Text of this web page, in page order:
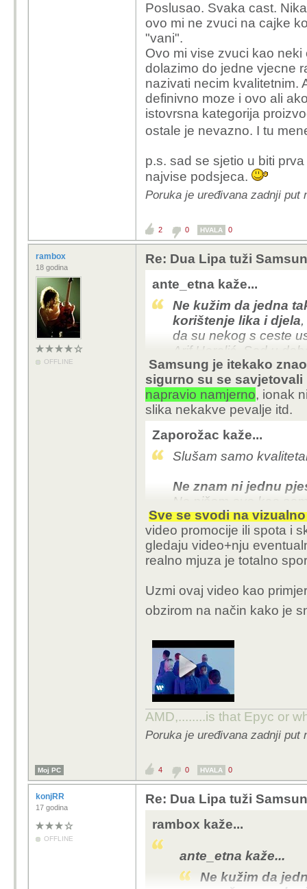
i jedan noviji:
Poslusao. Svaka cast.
ovo mi ne zvuci na cajke
"vani".
Ovo mi vise zvuci kao
dolazimo do jedne vjecne
nazivati necim kvalitetnim.
definivno moze i ovo ali
istovrsna kategorija
ostale je nevazno. I tu
p.s. sad se sjetio u biti
najvise podsjeca.
Poruka je uređivana zadnji put
2 0 HVALA 0
rambox
18 godina
OFFLINE
Re: Dua Lipa tuži
ante_etna kaže...
Ne kužim da jedna
korištenje lika i djela
da su nekog s ceste
Arif Heralić. Sad u
ljepotice/ljepotane, a
sklapanje aranžmana.
Samsung je itekako
sigurno su se
napravio namjerno, ionak
slika nekakve pevalje itd.
Zaporožac kaže...
Slušam samo
Ne znam ni jednu
Ne pišem ovo kao
mladima što slušati.
Sve se svodi na
video promocije ili spota i
gledaju video+nju
realno mjuza je totalno
Uzmi ovaj video kao
obzirom na način kako je
AMD,........is that Epyc or
Poruka je uređivana zadnji put
Moj PC 4 0 HVALA 0
konjRR
17 godina
OFFLINE
Re: Dua Lipa tuži
rambox kaže...
ante_etna kaže...
Ne kužim da